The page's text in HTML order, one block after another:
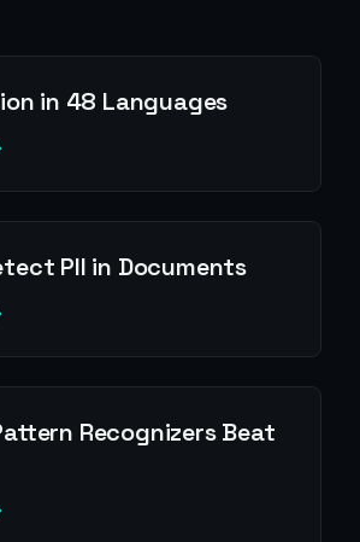
in 48 Languages
PII in Documents
Recognizers Beat